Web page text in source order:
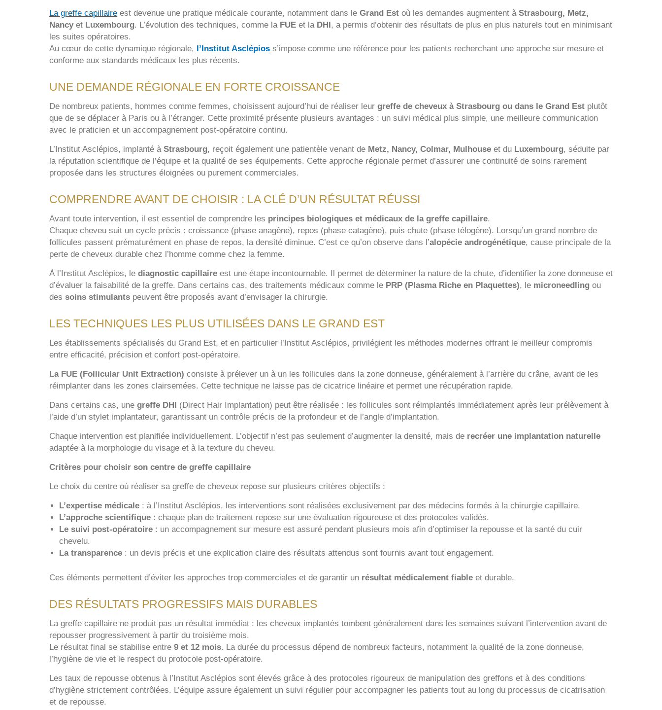
La greffe capillaire est devenue une pratique médicale courante, notamment dans le Grand Est où les demandes augmentent à Strasbourg, Metz,
Nancyet Luxembourg. L’évolution des techniques, comme la FUE et la DHI, a permis d’obtenir des résultats de plus en plus naturels tout en minimisant
les suites opératoires.
Au cœur de cette dynamique régionale, l’Institut Asclépios s’impose comme une référence pour les patients recherchant une approche sur mesure et
conforme aux standards médicaux les plus récents.
UNE DEMANDE RÉGIONALE EN FORTE CROISSANCE
De nombreux patients, hommes comme femmes, choisissent aujourd’hui de réaliser leur greffe de cheveux à Strasbourg ou dans le Grand Est plutôt
que de se déplacer à Paris ou à l’étranger. Cette proximité présente plusieurs avantages : un suivi médical plus simple, une meilleure communication
avec le praticien et un accompagnement post-opératoire continu.
L’Institut Asclépios, implanté à Strasbourg, reçoit également une patientèle venant de Metz, Nancy, Colmar, Mulhouse et du Luxembourg, séduite par
la réputation scientifique de l’équipe et la qualité de ses équipements. Cette approche régionale permet d’assurer une continuité de soins rarement
proposée dans les structures éloignées ou purement commerciales.
COMPRENDRE AVANT DE CHOISIR : LA CLÉ D’UN RÉSULTAT RÉUSSI
Avant toute intervention, il est essentiel de comprendre les principes biologiques et médicaux de la greffe capillaire.
Chaque cheveu suit un cycle précis : croissance (phase anagène), repos (phase catagène), puis chute (phase télogène). Lorsqu’un grand nombre de
follicules passent prématurément en phase de repos, la densité diminue. C’est ce qu’on observe dans l’alopécie androgénétique, cause principale de la
perte de cheveux durable chez l’homme comme chez la femme.
À l’Institut Asclépios, le diagnostic capillaire est une étape incontournable. Il permet de déterminer la nature de la chute, d’identifier la zone donneuse et
d’évaluer la faisabilité de la greffe. Dans certains cas, des traitements médicaux comme le PRP (Plasma Riche en Plaquettes), le microneedling ou
des soins stimulants peuvent être proposés avant d’envisager la chirurgie.
LES TECHNIQUES LES PLUS UTILISÉES DANS LE GRAND EST
Les établissements spécialisés du Grand Est, et en particulier l’Institut Asclépios, privilégient les méthodes modernes offrant le meilleur compromis
entre efficacité, précision et confort post-opératoire.
La FUE (Follicular Unit Extraction) consiste à prélever un à un les follicules dans la zone donneuse, généralement à l’arrière du crâne, avant de les
réimplanter dans les zones clairsemées. Cette technique ne laisse pas de cicatrice linéaire et permet une récupération rapide.
Dans certains cas, une greffe DHI (Direct Hair Implantation) peut être réalisée : les follicules sont réimplantés immédiatement après leur prélèvement à
l’aide d’un stylet implantateur, garantissant un contrôle précis de la profondeur et de l’angle d’implantation.
Chaque intervention est planifiée individuellement. L’objectif n’est pas seulement d’augmenter la densité, mais de recréer une implantation naturelle
adaptée à la morphologie du visage et à la texture du cheveu.
Critères pour choisir son centre de greffe capillaire
Le choix du centre où réaliser sa greffe de cheveux repose sur plusieurs critères objectifs :
L’expertise médicale : à l’Institut Asclépios, les interventions sont réalisées exclusivement par des médecins formés à la chirurgie capillaire.
L’approche scientifique : chaque plan de traitement repose sur une évaluation rigoureuse et des protocoles validés.
Le suivi post-opératoire : un accompagnement sur mesure est assuré pendant plusieurs mois afin d’optimiser la repousse et la santé du cuir
chevelu.
La transparence : un devis précis et une explication claire des résultats attendus sont fournis avant tout engagement.
Ces éléments permettent d’éviter les approches trop commerciales et de garantir un résultat médicalement fiable et durable.
DES RÉSULTATS PROGRESSIFS MAIS DURABLES
La greffe capillaire ne produit pas un résultat immédiat : les cheveux implantés tombent généralement dans les semaines suivant l’intervention avant de
repousser progressivement à partir du troisième mois.
Le résultat final se stabilise entre 9 et 12 mois. La durée du processus dépend de nombreux facteurs, notamment la qualité de la zone donneuse,
l’hygiène de vie et le respect du protocole post-opératoire.
Les taux de repousse obtenus à l’Institut Asclépios sont élevés grâce à des protocoles rigoureux de manipulation des greffons et à des conditions
d’hygiène strictement contrôlées. L’équipe assure également un suivi régulier pour accompagner les patients tout au long du processus de cicatrisation
et de repousse.